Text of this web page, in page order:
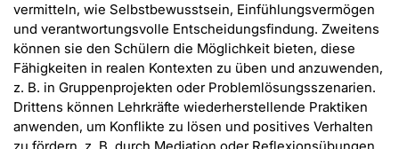
vermitteln, wie Selbstbewusstsein, Einfühlungsvermögen
und verantwortungsvolle Entscheidungsfindung. Zweitens
können sie den Schülern die Möglichkeit bieten, diese
Fähigkeiten in realen Kontexten zu üben und anzuwenden,
z. B. in Gruppenprojekten oder Problemlösungsszenarien.
Drittens können Lehrkräfte wiederherstellende Praktiken
anwenden, um Konflikte zu lösen und positives Verhalten